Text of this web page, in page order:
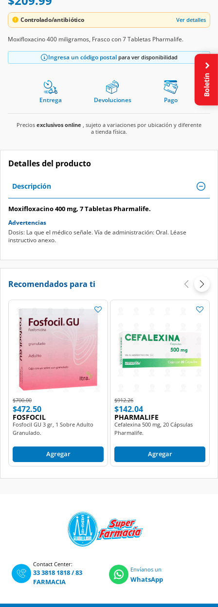
Controlado/antibiótico Ver detalles
Moxifloxacino 400 miligramos, Frasco con 7 Tabletas Pharmalife.
Ingresa un código postal para ver disponibilidad
Entrega Devoluciones Pago
Precios exclusivos online , sujeto a variaciones por ubicación y diferente
a tienda física.
Detalles del producto
Descripción
Moxifloxacino 400 mg, 7 Tabletas Pharmalife.
Advertencias
Dosis: La que el médico señale. Vía de administración: Oral. Léase
instructivo anexo.
Recomendados para ti
Price reduced from
$700.00to
$472.50
FOSFOCIL
Fosfocil GU 3 gr, 1 Sobre Adulto
Granulado.
Agregar
Price reduced from
$912.26to
$142.04
PHARMALIFE
Cefalexina 500 mg, 20 Cápsulas
Pharmalife.
Agregar
Contact Center:
33 3818 1818/83
FARMACIA
Envíanos un
WhatsApp
Boletín